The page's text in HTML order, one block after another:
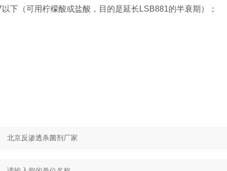
下（可用柠檬酸或盐酸，目的是延长LSB881的半衰期）；